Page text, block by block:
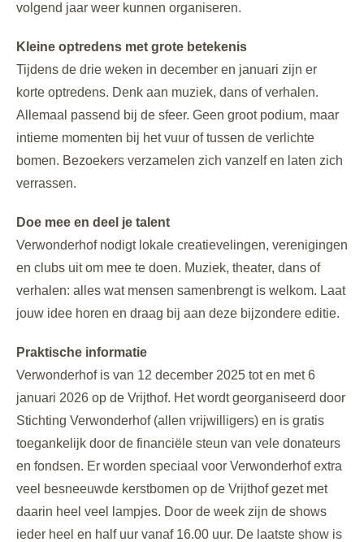
volgend jaar weer kunnen organiseren.
Kleine optredens met grote betekenis
Tijdens de drie weken in december en januari zijn er
korte optredens. Denk aan muziek, dans of verhalen.
Allemaal passend bij de sfeer. Geen groot podium, maar
intieme momenten bij het vuur of tussen de verlichte
bomen. Bezoekers verzamelen zich vanzelf en laten zich
verrassen.
Doe mee en deel je talent
Verwonderhof nodigt lokale creatievelingen, verenigingen
en clubs uit om mee te doen. Muziek, theater, dans of
verhalen: alles wat mensen samenbrengt is welkom. Laat
jouw idee horen en draag bij aan deze bijzondere editie.
Praktische informatie
Verwonderhof is van 12 december 2025 tot en met 6
januari 2026 op de Vrijthof. Het wordt georganiseerd door
Stichting Verwonderhof (allen vrijwilligers) en is gratis
toegankelijk door de financiële steun van vele donateurs
en fondsen. Er worden speciaal voor Verwonderhof extra
veel besneeuwde kerstbomen op de Vrijthof gezet met
daarin heel veel lampjes. Door de week zijn de shows
ieder heel en half uur vanaf 16.00 uur. De laatste show is